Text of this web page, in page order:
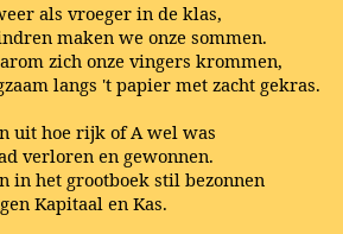
als vroeger in de klas,
maken we onze sommen.
zich onze vingers krommen,
langs 't papier met zacht gekras.
uit hoe rijk of A wel was
verloren en gewonnen.
in het grootboek stil bezonnen
Kapitaal en Kas.